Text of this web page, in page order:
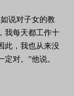
说对子女的教
我每天都工作十
此，我也从来没
对。”他说。